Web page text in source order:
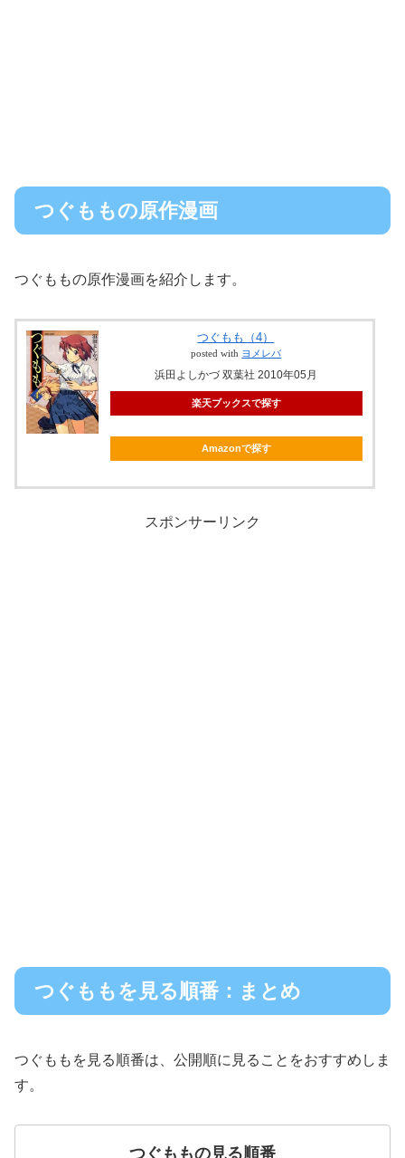
つぐももの原作漫画
つぐももの原作漫画を紹介します。
つぐもも（4）
posted with ヨメレバ
浜田よしかづ 双葉社 2010年05月
楽天ブックスで探す
Amazonで探す
スポンサーリンク
つぐももを見る順番：まとめ
つぐももを見る順番は、公開順に見ることをおすすめしま
す。
つぐももの見る順番